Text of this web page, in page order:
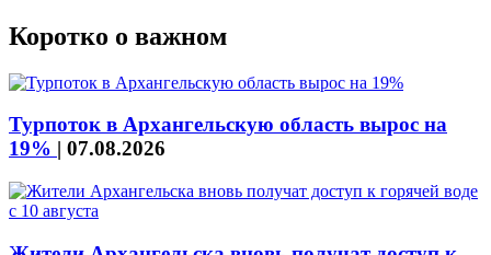
Коротко о важном
Турпоток в Архангельскую область вырос на
19% | 07.08.2026